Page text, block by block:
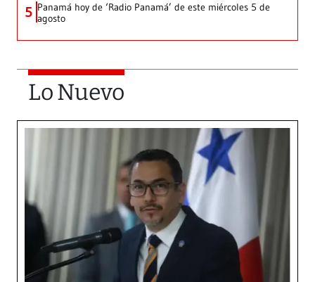
5 Panamá hoy de ‘Radio Panamá’ de este miércoles 5 de
agosto
Lo Nuevo